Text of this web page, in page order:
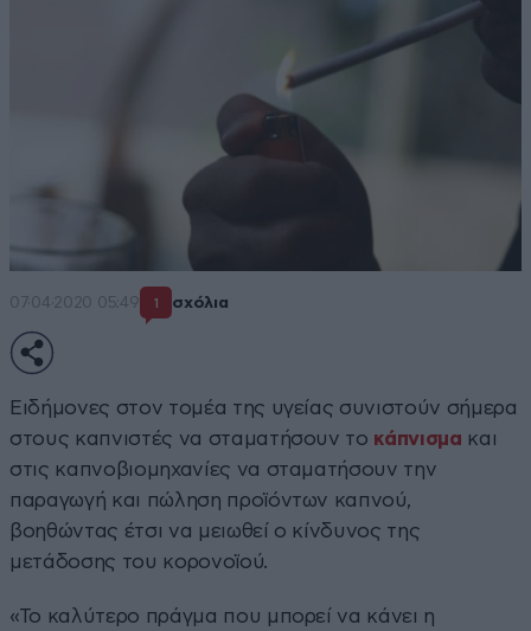
07·04·2020 05:49 1 σχόλια
Ειδήμονες στον τομέα της υγείας συνιστούν σήμερα
στους καπνιστές να σταματήσουν το κάπνισμα και
στις καπνοβιομηχανίες να σταματήσουν την
παραγωγή και πώληση προϊόντων καπνού,
βοηθώντας έτσι να μειωθεί ο κίνδυνος της
μετάδοσης του κορονοϊού.
«Το καλύτερο πράγμα που μπορεί να κάνει η